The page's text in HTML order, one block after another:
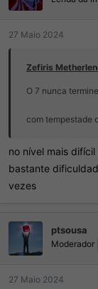
s
27 Maio 2024
Zefiris
O 7 nunca
com tempestade
no nível mais
bastante
vezes
ptsousa
Moderador
27 Maio 2024